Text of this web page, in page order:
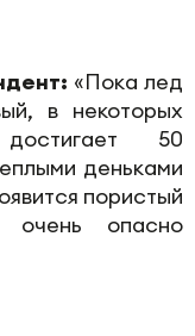
«Пока лед
в некоторых
50
деньками
пористый
опасно